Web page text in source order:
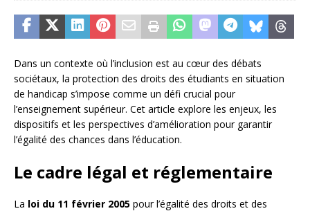
Dans un contexte où l’inclusion est au cœur des débats
sociétaux, la protection des droits des étudiants en situation
de handicap s’impose comme un défi crucial pour
l’enseignement supérieur. Cet article explore les enjeux, les
dispositifs et les perspectives d’amélioration pour garantir
l’égalité des chances dans l’éducation.
Le cadre légal et réglementaire
La loi du 11 février 2005 pour l’égalité des droits et des